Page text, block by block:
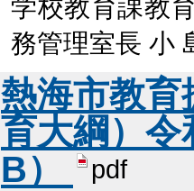
学校教育課教
務管理室長 小
熱海市教育
育大綱）令
B）
pdf